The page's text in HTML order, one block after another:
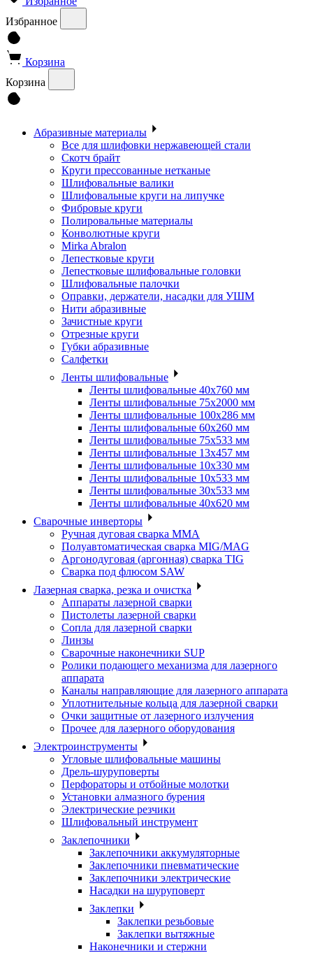
Избранное
Корзина
Корзина
Абразивные материалы
Все для шлифовки нержавеющей стали
Скотч брайт
Круги прессованные нетканые
Шлифовальные валики
Шлифовальные круги на липучке
Фибровые круги
Полировальные материалы
Конволютные круги
Mirka Abralon
Лепестковые круги
Лепестковые шлифовальные головки
Шлифовальные палочки
Оправки, держатели, насадки для УШМ
Нити абразивные
Зачистные круги
Отрезные круги
Губки абразивные
Салфетки
Ленты шлифовальные
Ленты шлифовальные 40х760 мм
Ленты шлифовальные 75х2000 мм
Ленты шлифовальные 100х286 мм
Ленты шлифовальные 60х260 мм
Ленты шлифовальные 75х533 мм
Ленты шлифовальные 13х457 мм
Ленты шлифовальные 10х330 мм
Ленты шлифовальные 10х533 мм
Ленты шлифовальные 30х533 мм
Ленты шлифовальные 40х620 мм
Сварочные инверторы
Ручная дуговая сварка MMA
Полуавтоматическая сварка MIG/MAG
Аргонодуговая (аргонная) сварка TIG
Сварка под флюсом SAW
Лазерная сварка, резка и очистка
Аппараты лазерной сварки
Пистолеты лазерной сварки
Сопла для лазерной сварки
Линзы
Сварочные наконечники SUP
Ролики подающего механизма для лазерного
аппарата
Каналы направляющие для лазерного аппарата
Уплотнительные кольца для лазерной сварки
Очки защитные от лазерного излучения
Прочее для лазерного оборудования
Электроинструменты
Угловые шлифовальные машины
Дрель-шуруповерты
Перфораторы и отбойные молотки
Установки алмазного бурения
Электрические резчики
Шлифовальный инструмент
Заклепочники
Заклепочники аккумуляторные
Заклепочники пневматические
Заклепочники электрические
Насадки на шуруповерт
Заклепки
Заклепки резьбовые
Заклепки вытяжные
Наконечники и стержни